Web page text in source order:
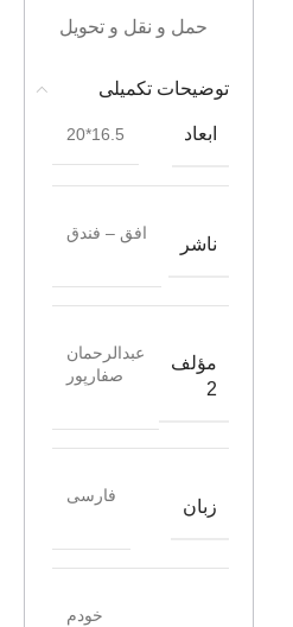
حمل و نقل و تحویل
توضیحات تکمیلی
ابعاد 16.5*20
ناشر
افق – فندق
مؤلف
2
عبدالرحمان
صفارپور
زبان
فارسی
خودم